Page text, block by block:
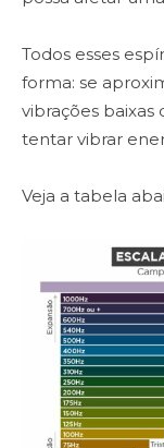
Todos esses
forma: se
vibrações baixas
tentar vibrar
Veja a tabela